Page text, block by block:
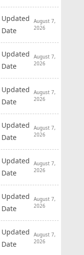
Updated
Date
August 7,
2026
Updated
Date
August 7,
2026
Updated
Date
August 7,
2026
Updated
Date
August 7,
2026
Updated
Date
August 7,
2026
Updated
Date
August 7,
2026
Updated
Date
August 7,
2026